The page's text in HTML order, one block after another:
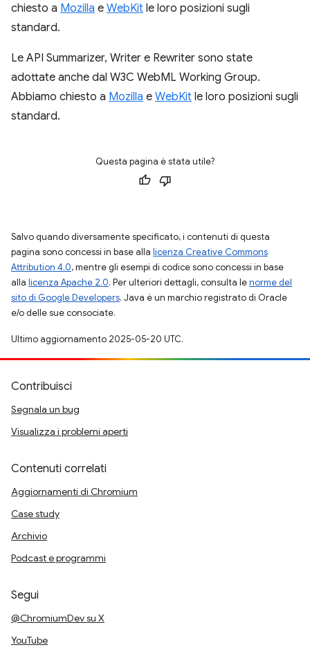
chiesto a Mozilla e WebKit le loro posizioni sugli
standard.
Le API Summarizer, Writer e Rewriter sono state
adottate anche dal W3C WebML Working Group.
Abbiamo chiesto a Mozilla e WebKit le loro posizioni sugli
standard.
Questa pagina è stata utile?
Salvo quando diversamente specificato, i contenuti di questa
pagina sono concessi in base alla licenza Creative Commons
Attribution 4.0, mentre gli esempi di codice sono concessi in base
alla licenza Apache 2.0. Per ulteriori dettagli, consulta lenorme del
sito di Google Developers. Java è un marchio registrato di Oracle
e/o delle sue consociate.
Ultimo aggiornamento 2025-05-20 UTC.
Contribuisci
Segnala un bug
Visualizza i problemi aperti
Contenuti correlati
Aggiornamenti di Chromium
Case study
Archivio
Podcast e programmi
Segui
@ChromiumDev su X
YouTube